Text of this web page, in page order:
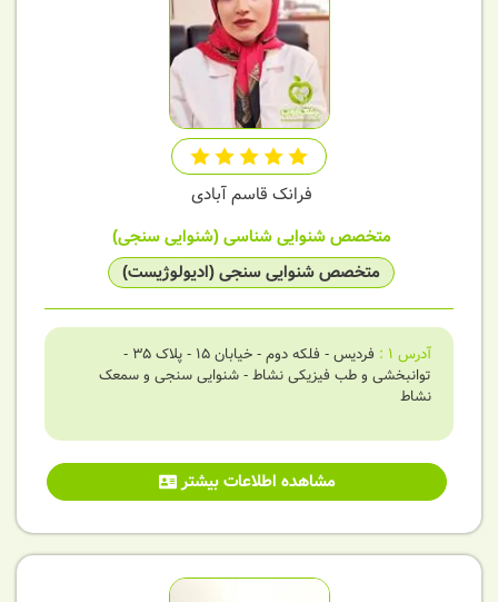
فرانک قاسم آبادی
متخصص شنوایی شناسی (شنوایی سنجی)
متخصص شنوایی سنجی (ادیولوژیست)
آدرس 1
:
فردیس - فلکه دوم - خیابان 15 - پلاک 35 -
توانبخشی و طب فیزیکی نشاط - شنوایی سنجی و سمعک
نشاط
مشاهده اطلاعات بیشتر